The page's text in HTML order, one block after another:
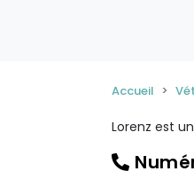
Accueil
Lorenz est un